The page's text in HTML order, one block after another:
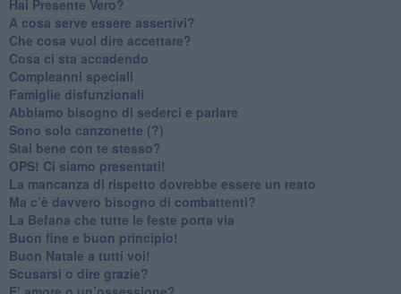
​Hai Presente Vero?
A cosa serve essere assertivi?
​Che cosa vuol dire accettare?
​Cosa ci sta accadendo
​Compleanni speciali
​Famiglie disfunzionali
​Abbiamo bisogno di sederci e parlare
Sono solo canzonette (?)
​Stai bene con te stesso?
​OPS! Ci siamo presentati!
​La mancanza di rispetto dovrebbe essere un reato
​Ma c’è davvero bisogno di combattenti?
​La Befana che tutte le feste porta via
Buon fine e buon principio!
​Buon Natale a tutti voi!
​Scusarsi o dire grazie?